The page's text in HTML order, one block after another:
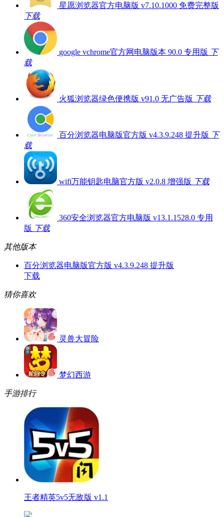
星愿浏览器官方电脑版 v7.10.1000 免费完整版
下载
google vchrome官方网电脑版本 90.0 专用版 下
载
火狐浏览器绿色便携版 v91.0 无广告版 下载
百分浏览器电脑版官方版 v4.3.9.248 提升版 下
载
wifi万能钥匙电脑官方版 v2.0.8 增强版 下载
360安全浏览器官方电脑版 v13.1.1528.0 专用
版 下载
其他版本
百分浏览器电脑版官方版 v4.3.9.248 提升版
下载
猜你喜欢
灵兽大冒险
梦幻西游
手游排行
王者精英5v5无敌版 v1.1